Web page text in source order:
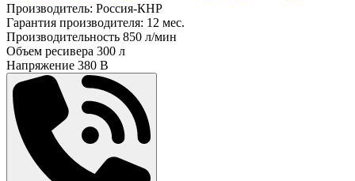
Производитель: Россия-КНР
Гарантия производителя: 12 мес.
Производительность 850 л/мин
Объем ресивера 300 л
Напряжение 380 В